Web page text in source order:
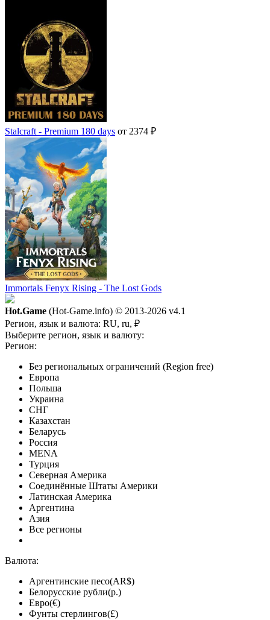
Stalcraft - Premium 180 days от 2374 ₽
Immortals Fenyx Rising - The Lost Gods
Hot.Game (Hot-Game.info) © 2013-2026 v4.1
Регион, язык и валюта: RU, ru, ₽
Выберите регион, язык и валюту:
Регион:
Без региональных ограничений (Region free)
Европа
Польша
Украина
СНГ
Казахстан
Беларусь
Россия
MENA
Турция
Северная Америка
Соединённые Штаты Америки
Латинская Америка
Аргентина
Азия
Все регионы
Валюта:
Аргентинские песо(AR$)
Белорусские рубли(р.)
Евро(€)
Фунты стерлингов(£)